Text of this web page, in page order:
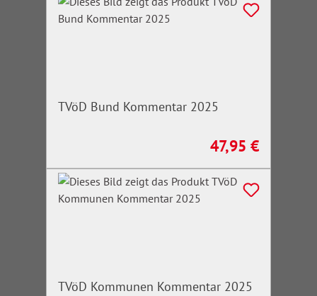
TVöD Bund Kommentar 2025
Regulärer Preis:
47,95 €
TVöD Kommunen Kommentar 2025